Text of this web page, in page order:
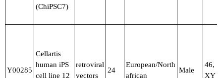
(ChiPSC7)
Y00285
Cellartis
human iPS
cell line 12
retroviral
vectors
24
European/North
african
Male
46,
XY